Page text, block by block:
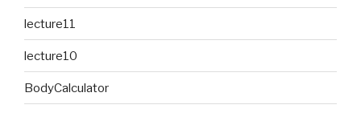
lecture11
lecture10
BodyCalculator